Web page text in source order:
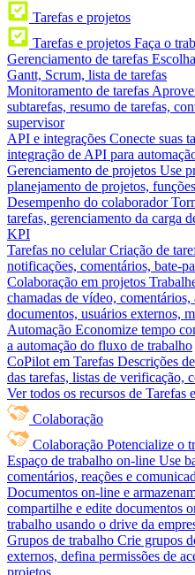
Tarefas e projetos
Tarefas e projetos Faça o
Gerenciamento de tarefas
Gantt, Scrum, lista de tarefas
Monitoramento de tarefas
subtarefas, resumo de tarefas,
supervisor
API e integrações Conecte suas
integração de API para
Gerenciamento de projetos Use
planejamento de projetos,
Desempenho do colaborador
tarefas, gerenciamento da carga
KPI
Tarefas no celular Criação de
notificações, comentários, bate-
Colaboração em projetos
chamadas de vídeo,
documentos, usuários externos,
Automação Economize tempo
a automação do fluxo de trabalho
CoPilot em Tarefas Descrições
das tarefas, listas de verificação,
Ver todos os recursos de Tarefas
Colaboração
Colaboração Potencialize o
Espaço de trabalho on-line Use
comentários, reações e
Documentos on-line e
compartilhe e edite documentos
trabalho usando o drive da
Grupos de trabalho Crie grupos
externos, defina permissões de
projetos